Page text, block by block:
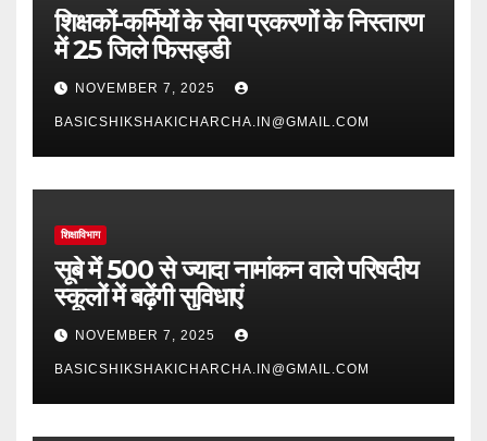
शिक्षकों-कर्मियों के सेवा प्रकरणों के निस्तारण
में 25 जिले फिसड्डी
NOVEMBER 7, 2025
BASICSHIKSHAKICHARCHA.IN@GMAIL.COM
शिक्षाविभाग
सूबे में 500 से ज्यादा नामांकन वाले परिषदीय
स्कूलों में बढ़ेंगी सुविधाएं
NOVEMBER 7, 2025
BASICSHIKSHAKICHARCHA.IN@GMAIL.COM